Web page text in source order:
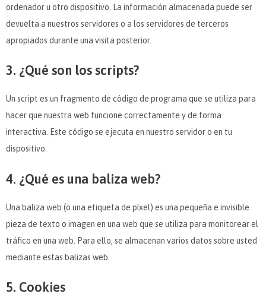
ordenador u otro dispositivo. La información almacenada puede ser
devuelta a nuestros servidores o a los servidores de terceros
apropiados durante una visita posterior.
3. ¿Qué son los scripts?
Un script es un fragmento de código de programa que se utiliza para
hacer que nuestra web funcione correctamente y de forma
interactiva. Este código se ejecuta en nuestro servidor o en tu
dispositivo.
4. ¿Qué es una baliza web?
Una baliza web (o una etiqueta de píxel) es una pequeña e invisible
pieza de texto o imagen en una web que se utiliza para monitorear el
tráfico en una web. Para ello, se almacenan varios datos sobre usted
mediante estas balizas web.
5. Cookies